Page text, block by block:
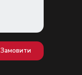
Замовити